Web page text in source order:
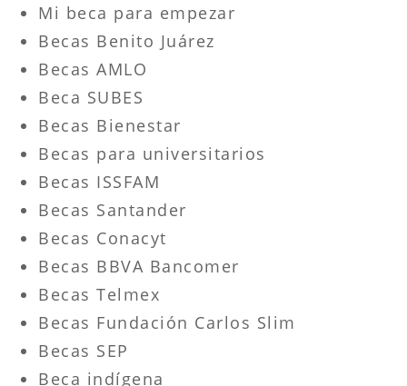
Mi beca para empezar
Becas Benito Juárez
Becas AMLO
Beca SUBES
Becas Bienestar
Becas para universitarios
Becas ISSFAM
Becas Santander
Becas Conacyt
Becas BBVA Bancomer
Becas Telmex
Becas Fundación Carlos Slim
Becas SEP
Beca indígena